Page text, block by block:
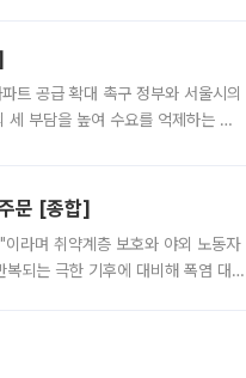
트 공급 확대 촉구 정부와 서울시의
세 부담을 높여 수요를 억제하는 카
문 [종합]
라며 취약계층 보호와 야외 노동자
되는 극한 기후에 대비해 폭염 대응